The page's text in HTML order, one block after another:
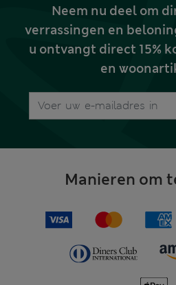
Neem nu deel om
verrassingen en
u ontvangt direct 15%
en
Manieren om